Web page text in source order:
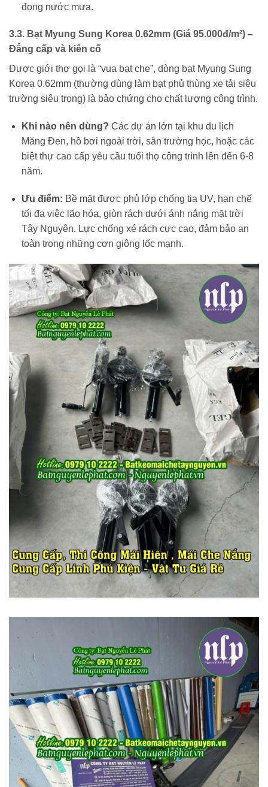
đọng nước mưa.
3.3. Bạt Myung Sung Korea 0.62mm (Giá 95.000đ/m²) –
Đẳng cấp và kiên cố
Được giới thợ gọi là “vua bạt che”, dòng bạt Myung Sung
Korea 0.62mm (thường dùng làm bạt phủ thùng xe tải siêu
trường siêu trọng) là bảo chứng cho chất lượng công trình.
Khi nào nên dùng? Các dự án lớn tại khu du lịch
Măng Đen, hồ bơi ngoài trời, sân trường học, hoặc các
biệt thự cao cấp yêu cầu tuổi thọ công trình lên đến 6-8
năm.
Ưu điểm: Bề mặt được phủ lớp chống tia UV, hạn chế
tối đa việc lão hóa, giòn rách dưới ánh nắng mặt trời
Tây Nguyên. Lực chống xé rách cực cao, đảm bảo an
toàn trong những cơn giông lốc mạnh.